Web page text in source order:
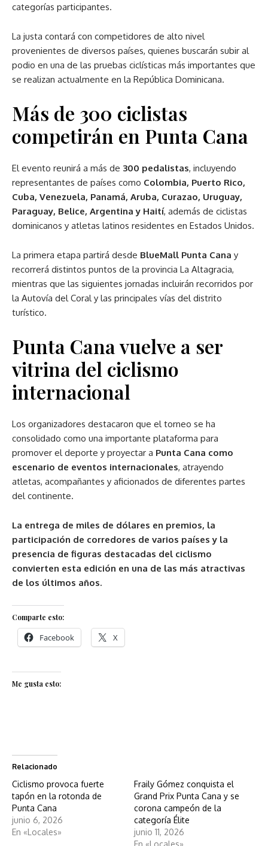
categorías participantes.
La justa contará con competidores de alto nivel
provenientes de diversos países, quienes buscarán subir al
podio en una de las pruebas ciclísticas más importantes que
se realizan actualmente en la República Dominicana.
Más de 300 ciclistas
competirán en Punta Cana
El evento reunirá a más de 300 pedalistas, incluyendo
representantes de países como Colombia, Puerto Rico,
Cuba, Venezuela, Panamá, Aruba, Curazao, Uruguay,
Paraguay, Belice, Argentina y Haití, además de ciclistas
dominicanos y atletas latinos residentes en Estados Unidos.
La primera etapa partirá desde BlueMall Punta Cana y
recorrerá distintos puntos de la provincia La Altagracia,
mientras que las siguientes jornadas incluirán recorridos por
la Autovía del Coral y las principales vías del distrito
turístico.
Punta Cana vuelve a ser
vitrina del ciclismo
internacional
Los organizadores destacaron que el torneo se ha
consolidado como una importante plataforma para
promover el deporte y proyectar a Punta Cana como
escenario de eventos internacionales, atrayendo
atletas, acompañantes y aficionados de diferentes partes
del continente.
La entrega de miles de dólares en premios, la
participación de corredores de varios países y la
presencia de figuras destacadas del ciclismo
convierten esta edición en una de las más atractivas
de los últimos años.
Comparte esto:
Facebook X
Me gusta esto:
Relacionado
Ciclismo provoca fuerte
tapón en la rotonda de
Punta Cana
junio 6, 2026
En «Locales»
Fraily Gómez conquista el
Grand Prix Punta Cana y se
corona campeón de la
categoría Élite
junio 11, 2026
En «Locales»